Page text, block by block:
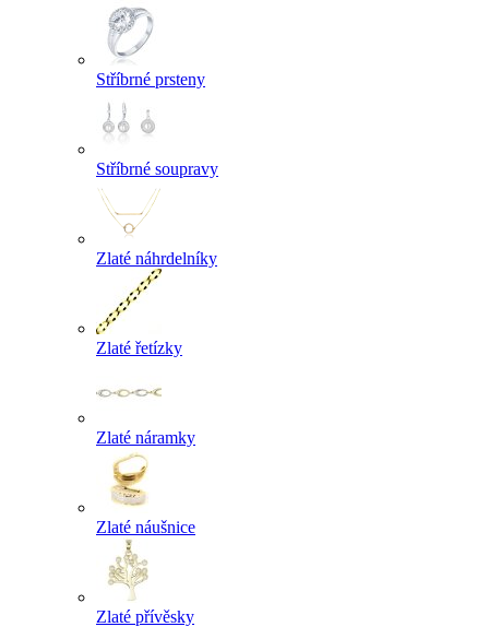
Stříbrné prsteny
Stříbrné soupravy
Zlaté náhrdelníky
Zlaté řetízky
Zlaté náramky
Zlaté náušnice
Zlaté přívěsky